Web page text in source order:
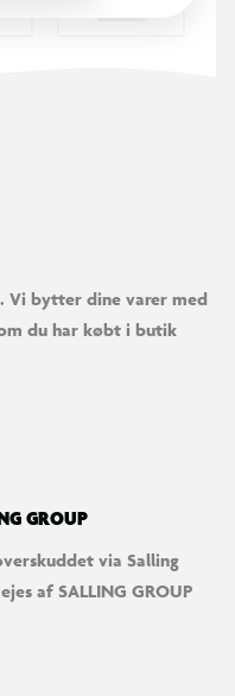
med USB-kabel
ikke)
Vi bytter dine varer med
du har købt i butik
GROUP
via Salling
af SALLING GROUP